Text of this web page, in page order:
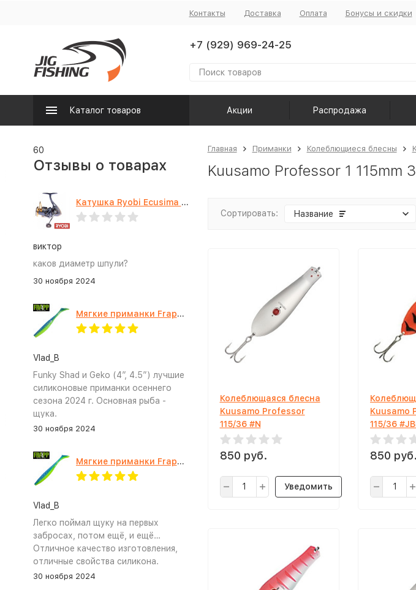
Контакты Доставка Оплата Бонусы и скидки
+7 (929) 969-24-25
Каталог товаров Акции Распродажа
Главная Приманки Колеблющиеся блесны
Kuusamo Professor 1 115mm
Сортировать: Название
Колеблющаяся блесна
Kuusamo Professor
115/36 #N
850 руб.
Уведомить
Kuusamo
115/36
850 руб.
60
Отзывы о товарах
Катушка Ryobi Ecusima PRO LT 5000
виктор
каков диаметр шпули?
30 ноября 2024
Мягкие приманки Frapp Funky Shad 4" #PAL03
Vlad_B
Funky Shad и Geko (4”, 4.5”) лучшие
силиконовые приманки осеннего
сезона 2024 г. Основная рыба -
щука.
30 ноября 2024
Мягкие приманки Frapp Geko 4.5" #PAL03
Vlad_B
Легко поймал щуку на первых
забросах, потом ещё, и ещё…
Отличное качество изготовления,
отличные свойства силикона.
30 ноября 2024